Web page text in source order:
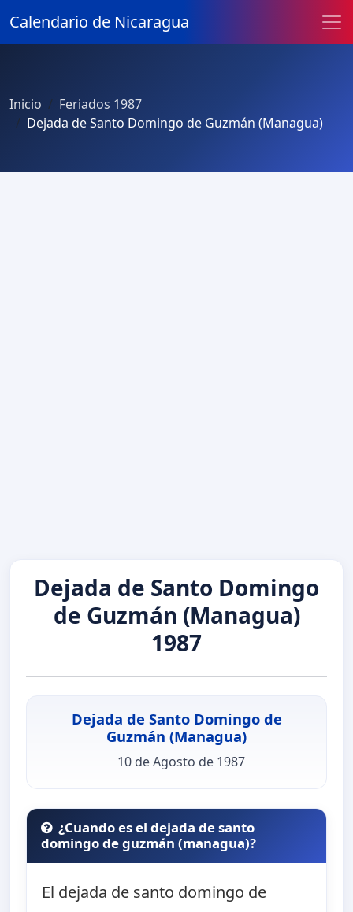
Calendario de Nicaragua
Inicio
Feriados 1987
Dejada de Santo Domingo de Guzmán (Managua)
Dejada de Santo Domingo
de Guzmán (Managua)
1987
Dejada de Santo Domingo de
Guzmán (Managua)
10 de Agosto de 1987
¿Cuando es el dejada de santo
domingo de guzmán (managua)?
El dejada de santo domingo de